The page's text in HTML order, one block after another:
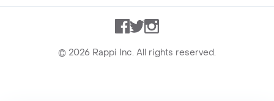
Facebook
TwitterInstagram
© 2026 Rappi Inc. All rights reserved.